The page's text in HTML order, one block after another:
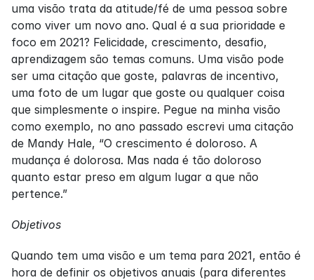
uma visão trata da atitude/fé de uma pessoa sobre
como viver um novo ano. Qual é a sua prioridade e
foco em 2021? Felicidade, crescimento, desafio,
aprendizagem são temas comuns. Uma visão pode
ser uma citação que goste, palavras de incentivo,
uma foto de um lugar que goste ou qualquer coisa
que simplesmente o inspire. Pegue na minha visão
como exemplo, no ano passado escrevi uma citação
de Mandy Hale, “O crescimento é doloroso. A
mudança é dolorosa. Mas nada é tão doloroso
quanto estar preso em algum lugar a que não
pertence.”
Objetivos
Quando tem uma visão e um tema para 2021, então é
hora de definir os objetivos anuais (para diferentes